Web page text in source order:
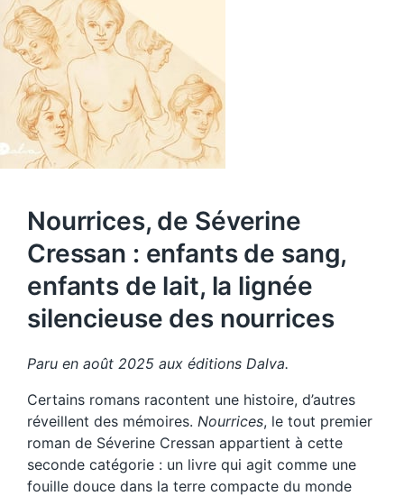
Nourrices, de Séverine
Cressan : enfants de sang,
enfants de lait, la lignée
silencieuse des nourrices
Paru en août 2025 aux éditions Dalva.
Certains romans racontent une histoire, d’autres
réveillent des mémoires. Nourrices, le tout premier
roman de Séverine Cressan appartient à cette
seconde catégorie : un livre qui agit comme une
fouille douce dans la terre compacte du monde